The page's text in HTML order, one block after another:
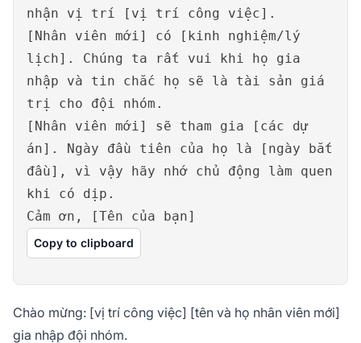
nhận vị trí [vị trí công việc].
[Nhân viên mới] có [kinh nghiệm/lý
lịch]. Chúng ta rất vui khi họ gia
nhập và tin chắc họ sẽ là tài sản giá
trị cho đội nhóm.
[Nhân viên mới] sẽ tham gia [các dự
án]. Ngày đầu tiên của họ là [ngày bắt
đầu], vì vậy hãy nhớ chủ động làm quen
khi có dịp.
Cảm ơn, [Tên của bạn]
Copy to clipboard
Chào mừng: [vị trí công việc] [tên và họ nhân viên mới]
gia nhập đội nhóm.